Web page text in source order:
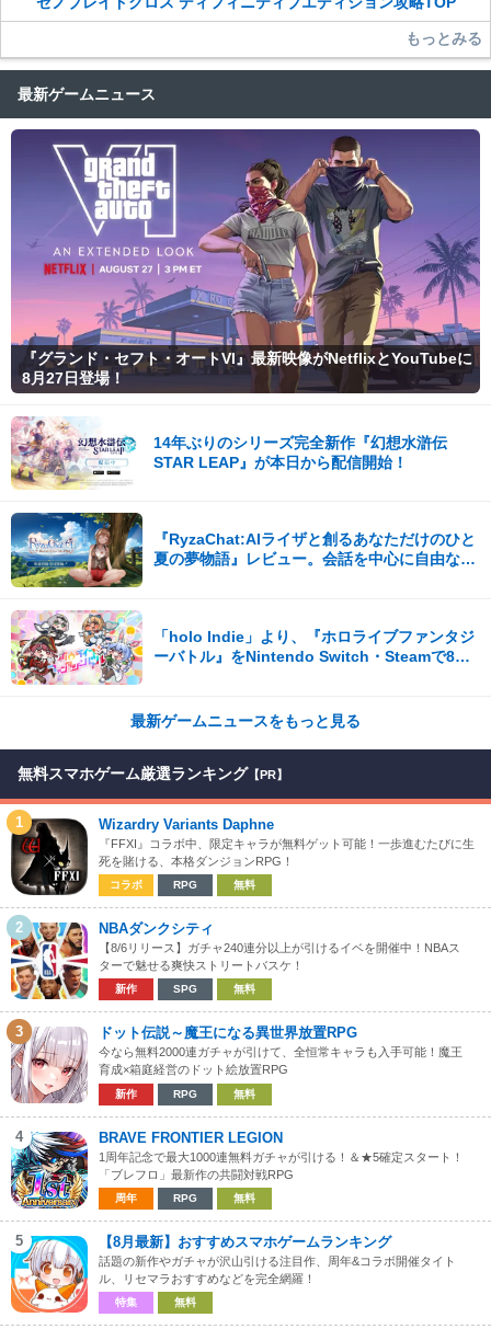
もっとみる
最新ゲームニュース
『グランド・セフト・オートVI』最新映像がNetflixとYouTubeに
8月27日登場！
14年ぶりのシリーズ完全新作『幻想水滸伝
STAR LEAP』が本日から配信開始！
『RyzaChat:AIライザと創るあなただけのひと
夏の夢物語』レビュー。会話を中心に自由な冒
「holo Indie」より、『ホロライブファンタジ
ーバトル』をNintendo Switch・Steamで8月7
最新ゲームニュースをもっと見る
無料スマホゲーム厳選ランキング 【PR】
1 Wizardry Variants Daphne
『FFXI』コラボ中、限定キャラが無料ゲット可能！一歩進むたびに生
死を賭ける、本格ダンジョンRPG！
コラボ RPG 無料
2 NBAダンクシティ
【8/6リリース】ガチャ240連分以上が引けるイベを開催中！NBAス
ターで魅せる爽快ストリートバスケ！
新作 SPG 無料
3 ドット伝説～魔王になる異世界放置RPG
今なら無料2000連ガチャが引けて、全恒常キャラも入手可能！魔王
育成×箱庭経営のドット絵放置RPG
新作 RPG 無料
4 BRAVE FRONTIER LEGION
1周年記念で最大1000連無料ガチャが引ける！＆★5確定スタート！
「ブレフロ」最新作の共闘対戦RPG
周年 RPG 無料
5 【8月最新】おすすめスマホゲームランキング
話題の新作やガチャが沢山引ける注目作、周年&コラボ開催タイト
ル、リセマラおすすめなどを完全網羅！
特集 無料